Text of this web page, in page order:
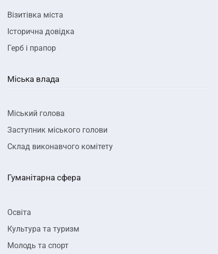
Візитівка міста
Історична довідка
Герб і прапор
Міська влада
Міський голова
Заступник міського голови
Склад виконавчого комітету
Гуманітарна сфера
Освіта
Культура та туризм
Молодь та спорт